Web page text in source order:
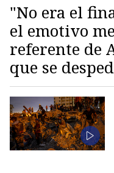
"No era el
el emotivo
referente de
que se